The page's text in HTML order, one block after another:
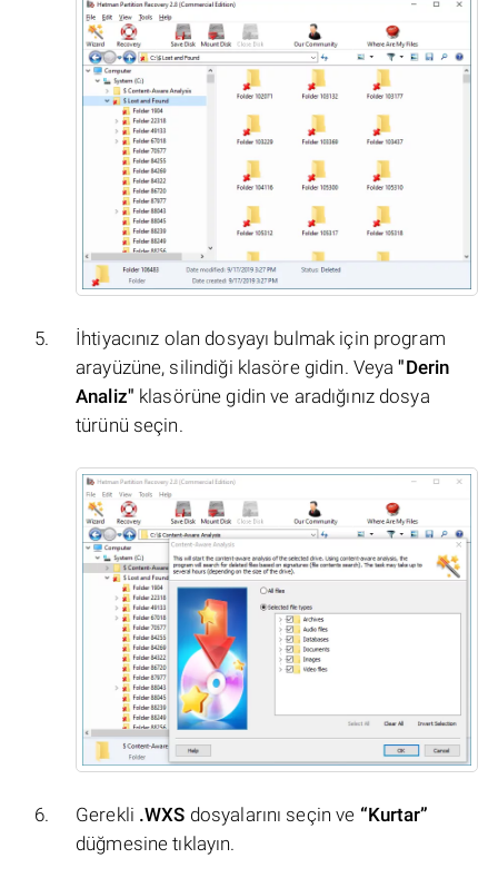
İhtiyacınız olan dosyayı bulmak için program
arayüzüne, silindiği klasöre gidin. Veya"Derin
Analiz" klasörüne gidin ve aradığınız dosya
türünü seçin.
Gerekli .WXS dosyalarını seçin ve “Kurtar”
düğmesine tıklayın.